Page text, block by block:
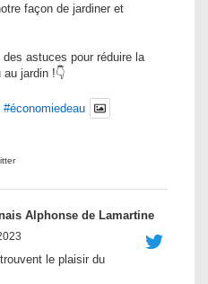
façon de jardiner et
astuces pour réduire la
jardin !👇
#économiedeau
Alphonse de Lamartine
le plaisir du